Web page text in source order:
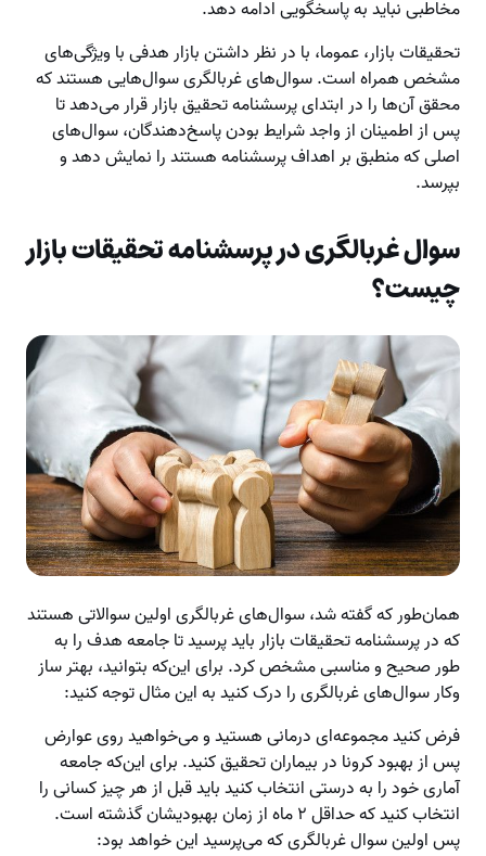
مخاطبی نباید به پاسخگویی ادامه دهد.
تحقیقات بازار، عموما، با در ‌نظر داشتن بازار هدفی با ویژگی‌های
مشخص همراه است. سوال‌های غربالگری سوال‌هایی هستند که
محقق آن‌ها را در ابتدای پرسشنامه تحقیق بازار قرار می‌دهد تا
پس از اطمینان از واجد شرایط بودن پاسخ‌دهندگان، سوال‌های
اصلی که منطبق بر اهداف پرسشنامه هستند را نمایش دهد و
بپرسد.
سوال‌ غربالگری در پرسشنامه تحقیقات بازار
چیست؟
همان‌طور که گفته شد، سوال‌های غربالگری اولین سوالاتی هستند
که در پرسشنامه تحقیقات بازار باید پرسید تا جامعه هدف را به
طور صحیح و مناسبی مشخص کرد. برای این‌که بتوانید، بهتر ساز
وکار سوال‌های غربالگری را درک کنید به این مثال توجه کنید:
فرض کنید مجموعه‌ای درمانی هستید و می‌خواهید روی عوارض
پس از بهبود کرونا در بیماران تحقیق کنید. برای این‌که جامعه
آماری خود را به درستی انتخاب کنید باید قبل از هر چیز کسانی را
انتخاب کنید که حداقل ۲ ماه از زمان بهبودیشان گذشته است.
پس اولین سوال غربالگری که می‌پرسید این خواهد بود: